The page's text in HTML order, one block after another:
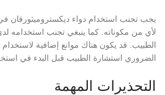
يجب تجنب استخدام دواء ديكستروميثورفان
لأي من مكوناته. كما ينبغي تجنب استخدامه
الطبيب. قد يكون هناك موانع إضافية لاستخدام
الضروري استشارة الطبيب قبل البدء في
التحذيرات المهمة